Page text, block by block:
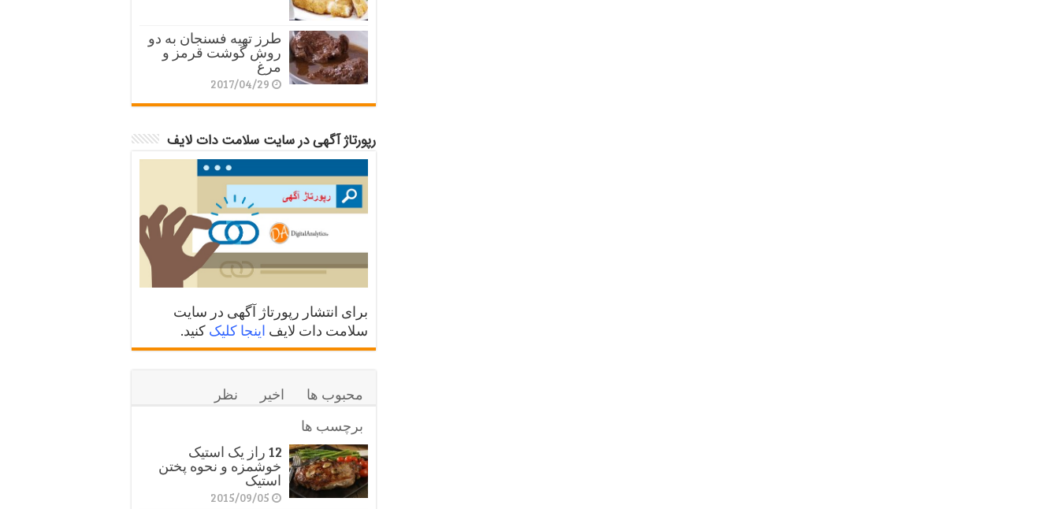
طرز تهیه فسنجان به دو
روش گوشت قرمز و
مرغ
2017/04/29
رپورتاژ آگهی در سایت سلامت دات لایف
برای انتشار رپورتاژ آگهی در سایت
سلامت دات لایف اینجا کلیک کنید.
محبوب ها اخیر
نظر
برچسب ها
12 راز یک استیک
خوشمزه و نحوه پختن
استیک
2015/09/05